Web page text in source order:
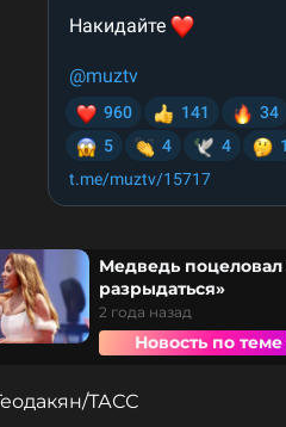
Медведь поцеловал
разрыдаться»
2 года назад
Новость по теме
ТАСС